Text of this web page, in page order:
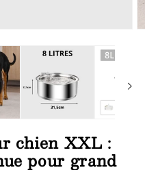
chien XXL :
pour grand